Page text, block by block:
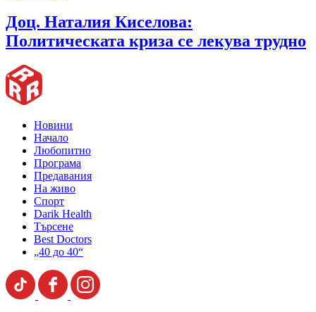
Доц. Наталия Киселова:
Политическата криза се лекува трудно
Новини
Начало
Любопитно
Програма
Предавания
На живо
Спорт
Darik Health
Търсене
Best Doctors
„40 до 40“